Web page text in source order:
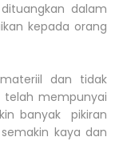
dalam
kepada orang
dan tidak
telah mempunyai
banyak pikiran
kaya dan